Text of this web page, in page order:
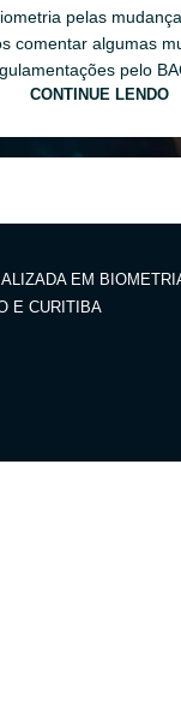
pelas
comentar algumas
pelo
CONTINUE LENDO
EM
E CURITIBA